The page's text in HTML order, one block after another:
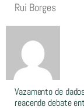
Rui Borges
Vazamento de
reacende debate